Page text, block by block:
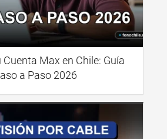
Cuenta Max en Chile: Guía
a Paso 2026